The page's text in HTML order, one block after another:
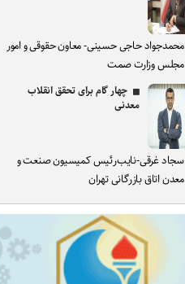
محمدجواد حاجی حسینی- معاون حقوقی و امور
مجلس وزارت صمت
چهار گام برای تحقق انقلاب
معدنی
سجاد غرقی-نایب‌رئیس کمیسیون صنعت و
معدن اتاق بازرگانی تهران